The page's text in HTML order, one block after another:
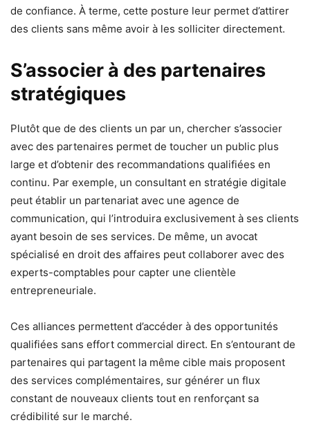
de confiance. À terme, cette posture leur permet d’attirer
des clients sans même avoir à les solliciter directement.
S’associer à des partenaires
stratégiques
Plutôt que de des clients un par un, chercher s’associer
avec des partenaires permet de toucher un public plus
large et d’obtenir des recommandations qualifiées en
continu. Par exemple, un consultant en stratégie digitale
peut établir un partenariat avec une agence de
communication, qui l’introduira exclusivement à ses clients
ayant besoin de ses services. De même, un avocat
spécialisé en droit des affaires peut collaborer avec des
experts-comptables pour capter une clientèle
entrepreneuriale.
Ces alliances permettent d’accéder à des opportunités
qualifiées sans effort commercial direct. En s’entourant de
partenaires qui partagent la même cible mais proposent
des services complémentaires, sur générer un flux
constant de nouveaux clients tout en renforçant sa
crédibilité sur le marché.